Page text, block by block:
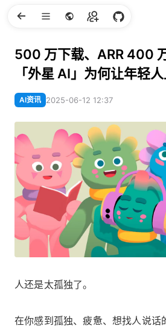
500 万下载、ARR 400
「外星 AI」为何让年轻人
AI资讯 2025-06-12 12:37
人还是太孤独了。
在你感到孤独、疲惫、想找人说话